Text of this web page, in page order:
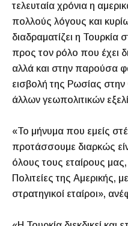
τελευταία χρόνια η
πολλούς λόγους και
διαδραματίζει η
προς τον ρόλο που έχει
αλλά και στην παρούσα
εισβολή της Ρωσίας στην
άλλων γεωπολιτικών
«Το μήνυμα που εμείς
προτάσσουμε διαρκώς
όλους τους εταίρους μας,
Πολιτείες της Αμερικής,
στρατηγικοί εταίροι»,